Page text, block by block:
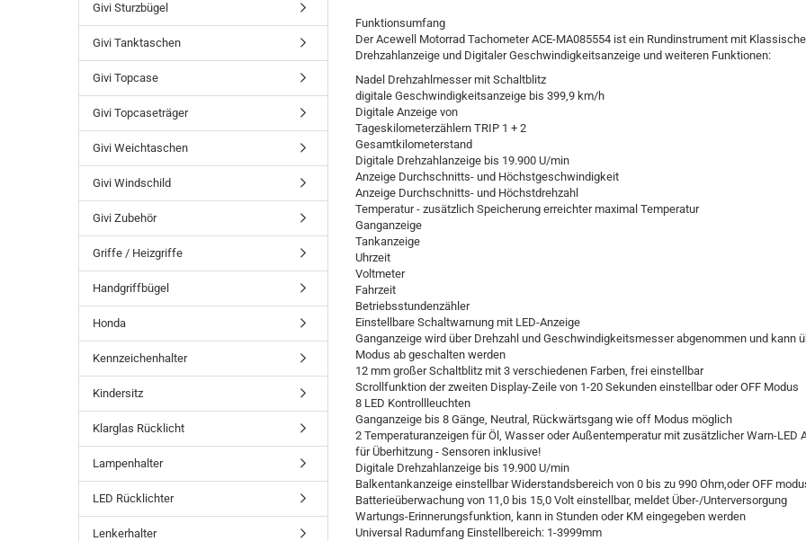
Funktionsumfang
Der Acewell Motorrad Tachometer ACE-MA085554 ist ein Rundinstrument mit
Drehzahlanzeige und Digitaler Geschwindigkeitsanzeige und weiteren Funktionen:
Nadel Drehzahlmesser mit Schaltblitz
digitale Geschwindigkeitsanzeige bis 399,9 km/h
Digitale Anzeige von
Tageskilometerzählern TRIP 1 + 2
Gesamtkilometerstand
Digitale Drehzahlanzeige bis 19.900 U/min
Anzeige Durchschnitts- und Höchstgeschwindigkeit
Anzeige Durchschnitts- und Höchstdrehzahl
Temperatur - zusätzlich Speicherung erreichter maximal Temperatur
Ganganzeige
Tankanzeige
Uhrzeit
Voltmeter
Fahrzeit
Betriebsstundenzähler
Einstellbare Schaltwarnung mit LED-Anzeige
Ganganzeige wird über Drehzahl und Geschwindigkeitsmesser abgenommen und kann
Modus ab geschalten werden
12 mm großer Schaltblitz mit 3 verschiedenen Farben, frei einstellbar
Scrollfunktion der zweiten Display-Zeile von 1-20 Sekunden einstellbar oder OFF Modus
8 LED Kontrollleuchten
Ganganzeige bis 8 Gänge, Neutral, Rückwärtsgang wie off Modus möglich
2 Temperaturanzeigen für Öl, Wasser oder Außentemperatur mit zusätzlicher Warn-LED
für Überhitzung - Sensoren inklusive!
Digitale Drehzahlanzeige bis 19.900 U/min
Balkentankanzeige einstellbar Widerstandsbereich von 0 bis zu 990 Ohm,oder OFF
Batterieüberwachung von 11,0 bis 15,0 Volt einstellbar, meldet Über-/Unterversorgung
Wartungs-Erinnerungsfunktion, kann in Stunden oder KM eingegeben werden
Universal Radumfang Einstellbereich: 1-3999mm
Givi Sturzbügel
Givi Tanktaschen
Givi Topcase
Givi Topcaseträger
Givi Weichtaschen
Givi Windschild
Givi Zubehör
Griffe / Heizgriffe
Handgriffbügel
Honda
Kennzeichenhalter
Kindersitz
Klarglas Rücklicht
Lampenhalter
LED Rücklichter
Lenkerhalter